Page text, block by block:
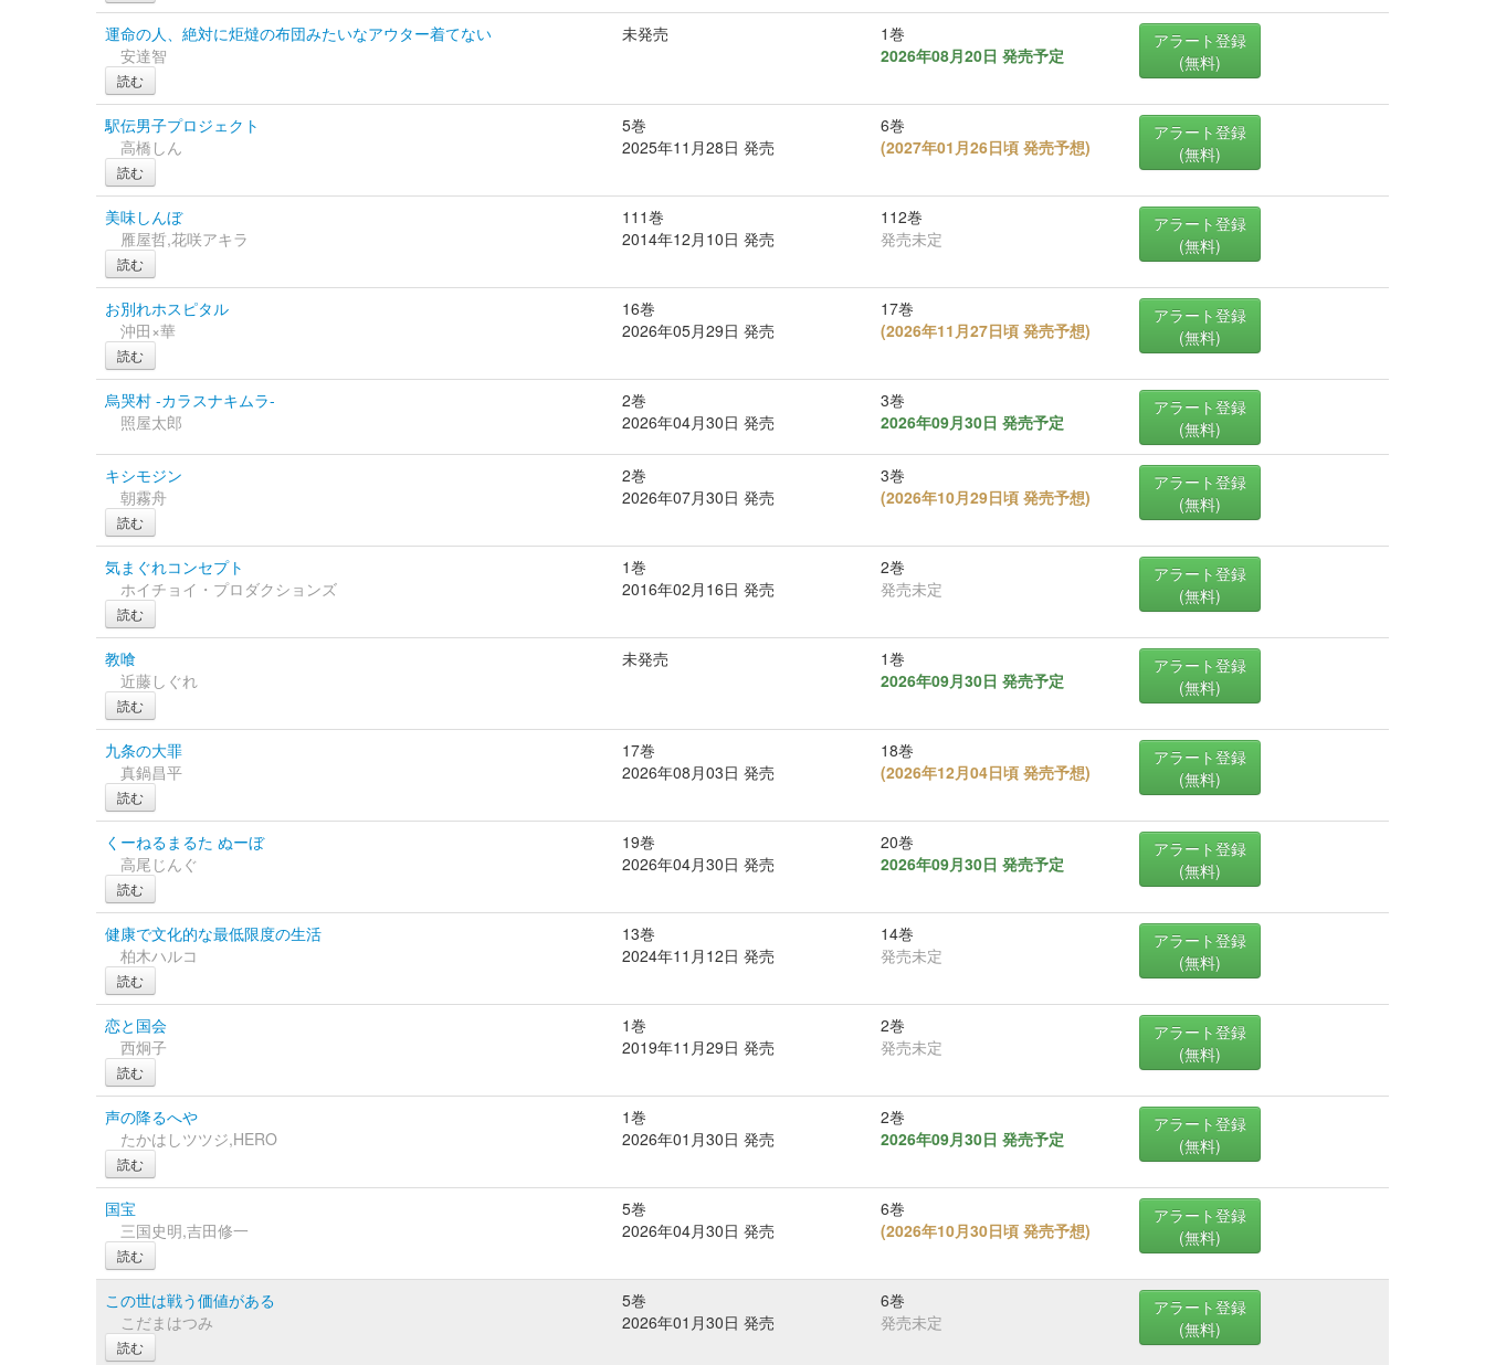
運命の人、絶対に炬燵の布団みたいなアウター着てない
安達智
読む
未発売
1巻
2026年08月20日 発売予定
アラート登録
(無料)
駅伝男子プロジェクト
高橋しん
読む
5巻
2025年11月28日 発売
6巻
(2027年01月26日頃 発売予想)
アラート登録
(無料)
美味しんぼ
雁屋哲,花咲アキラ
読む
111巻
2014年12月10日 発売
112巻
発売未定
アラート登録
(無料)
お別れホスピタル
沖田×華
読む
16巻
2026年05月29日 発売
17巻
(2026年11月27日頃 発売予想)
アラート登録
(無料)
烏哭村 -カラスナキムラ-
照屋太郎
2巻
2026年04月30日 発売
3巻
2026年09月30日 発売予定
アラート登録
(無料)
キシモジン
朝霧舟
読む
2巻
2026年07月30日 発売
3巻
(2026年10月29日頃 発売予想)
アラート登録
(無料)
気まぐれコンセプト
ホイチョイ・プロダクションズ
読む
1巻
2016年02月16日 発売
2巻
発売未定
アラート登録
(無料)
教喰
近藤しぐれ
読む
未発売
1巻
2026年09月30日 発売予定
アラート登録
(無料)
九条の大罪
真鍋昌平
読む
17巻
2026年08月03日 発売
18巻
(2026年12月04日頃 発売予想)
アラート登録
(無料)
くーねるまるた ぬーぼ
高尾じんぐ
読む
19巻
2026年04月30日 発売
20巻
2026年09月30日 発売予定
アラート登録
(無料)
健康で文化的な最低限度の生活
柏木ハルコ
読む
13巻
2024年11月12日 発売
14巻
発売未定
アラート登録
(無料)
恋と国会
西炯子
読む
1巻
2019年11月29日 発売
2巻
発売未定
アラート登録
(無料)
声の降るへや
たかはしツツジ,HERO
読む
1巻
2026年01月30日 発売
2巻
2026年09月30日 発売予定
アラート登録
(無料)
国宝
三国史明,吉田修一
読む
5巻
2026年04月30日 発売
6巻
(2026年10月30日頃 発売予想)
アラート登録
(無料)
この世は戦う価値がある
こだまはつみ
読む
5巻
2026年01月30日 発売
6巻
発売未定
アラート登録
(無料)